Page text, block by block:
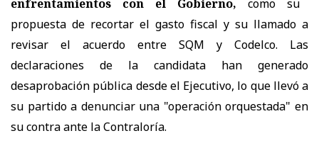
enfrentamientos con el Gobierno, como su
propuesta de recortar el gasto fiscal y su llamado a
revisar el acuerdo entre SQM y Codelco. Las
declaraciones de la candidata han generado
desaprobación pública desde el Ejecutivo, lo que llevó a
su partido a denunciar una "operación orquestada" en
su contra ante la Contraloría.